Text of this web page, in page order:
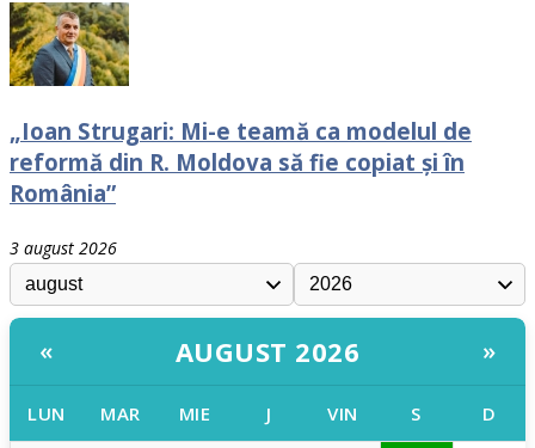
„Ioan Strugari: Mi-e teamă ca modelul de
reformă din R. Moldova să fie copiat și în
România”
3 august 2026
« AUGUST 2026 »
LUN MAR MIE J VIN S D